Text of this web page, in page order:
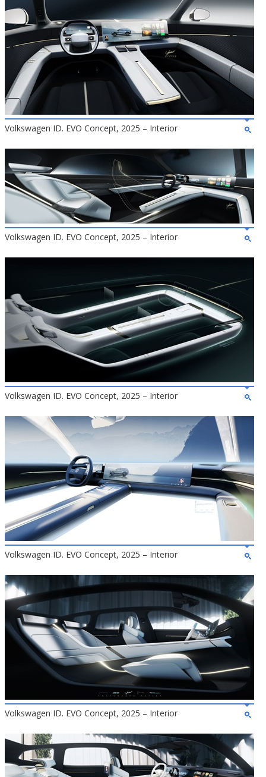
Volkswagen ID. EVO Concept, 2025 – Interior
Volkswagen ID. EVO Concept, 2025 – Interior
Volkswagen ID. EVO Concept, 2025 – Interior
Volkswagen ID. EVO Concept, 2025 – Interior
Volkswagen ID. EVO Concept, 2025 – Interior